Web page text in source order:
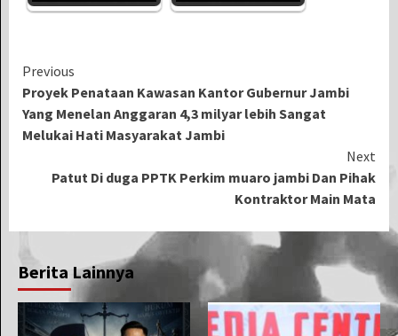
Continue
Reading
Previous
Proyek Penataan Kawasan Kantor Gubernur Jambi
Yang Menelan Anggaran 4,3 milyar lebih Sangat
Melukai Hati Masyarakat Jambi
Next
Patut Di duga PPTK Perkim muaro jambi Dan Pihak
Kontraktor Main Mata
Berita Lainnya